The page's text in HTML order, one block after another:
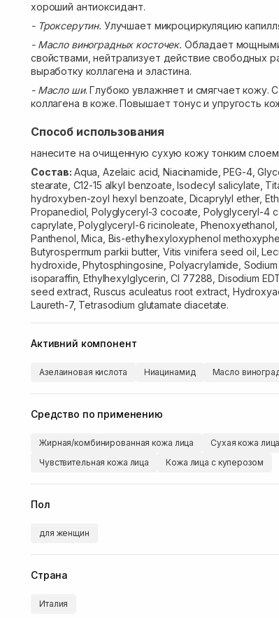
хороший антиоксидант.
- Троксерутин. Улучшает микроциркуляцию
- Масло виноградных косточек. Обладает
свойствами, нейтрализует действие свободных
выработку коллагена и эластина.
- Масло ши. Глубоко увлажняет и смягчает кожу.
коллагена в коже. Повышает тонус и упругость
Способ использования
нанесите на очищенную сухую кожу тонким
Состав: Aqua, Azelaic acid, Niacinamide, PEG-4,
stearate, C12-15 alkyl benzoate, Isodecyl salicylate,
hydroxyben-zoyl hexyl benzoate, Dicaprylyl ether,
Propanediol, Polyglyceryl-3 cocoate, Polyglyceryl-4
caprylate, Polyglyceryl-6 ricinoleate,
Panthenol, Mica, Bis-ethylhexyloxyphenol
Butyrospermum parkii butter, Vitis vinifera seed oil,
hydroxide, Phytosphingosine, Polyacrylamide, Sodium
isoparaffin, Ethylhexylglycerin, CI 77288, Disodium
seed extract, Ruscus aculeatus root extract,
Laureth-7, Tetrasodium glutamate diacetate.
Активний компонент
Азелаиновая кислота Ниацинамид Масло
Средство по применению
Жирная/комбинированная кожа лица Сухая кожа лица
Чувствительная кожа лица
Кожа лица с куперозом
Пол
для женщин
Страна
Италия